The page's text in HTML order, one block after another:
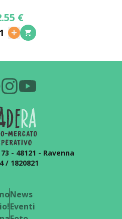
€
1
- 48121 - Ravenna
/ 1820821
News
Eventi